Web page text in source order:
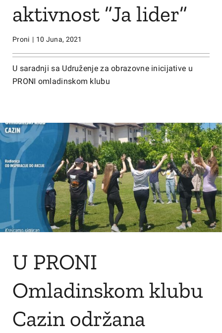
aktivnost ”Ja lider”
Proni | 10 Juna, 2021
U saradnji sa Udruženje za obrazovne inicijative u
PRONI omladinskom klubu
U PRONI
Omladinskom klubu
Cazin održana